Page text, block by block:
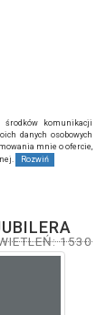
środków komunikacji
danych osobowych
mnie o ofercie,
Rozwiń
1530